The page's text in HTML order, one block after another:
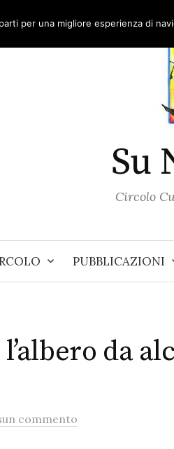
Su
Circolo
PUBBLICAZIONI
da
commento
per una migliore esperienza di